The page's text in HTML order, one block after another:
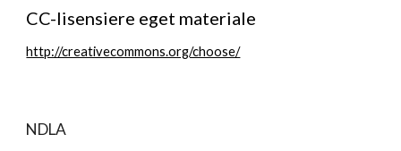
CC-lisensiere eget materiale
http://creativecommons.org/choose/
NDLA